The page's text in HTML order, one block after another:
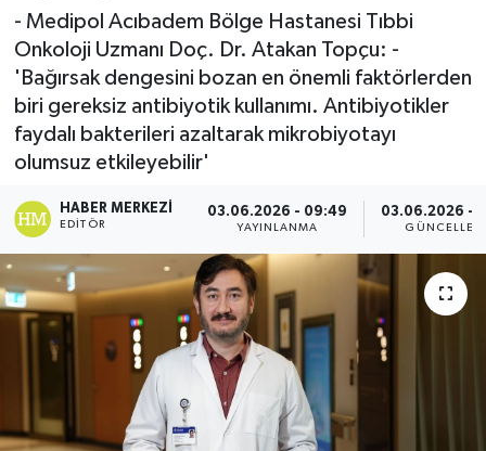
- Medipol Acıbadem Bölge Hastanesi Tıbbi
Onkoloji Uzmanı Doç. Dr. Atakan Topçu: -
'Bağırsak dengesini bozan en önemli faktörlerden
biri gereksiz antibiyotik kullanımı. Antibiyotikler
faydalı bakterileri azaltarak mikrobiyotayı
olumsuz etkileyebilir'
HABER MERKEZI
EDITÖR
03.06.2026 - 09:49
YAYINLANMA
03.06.2026 -